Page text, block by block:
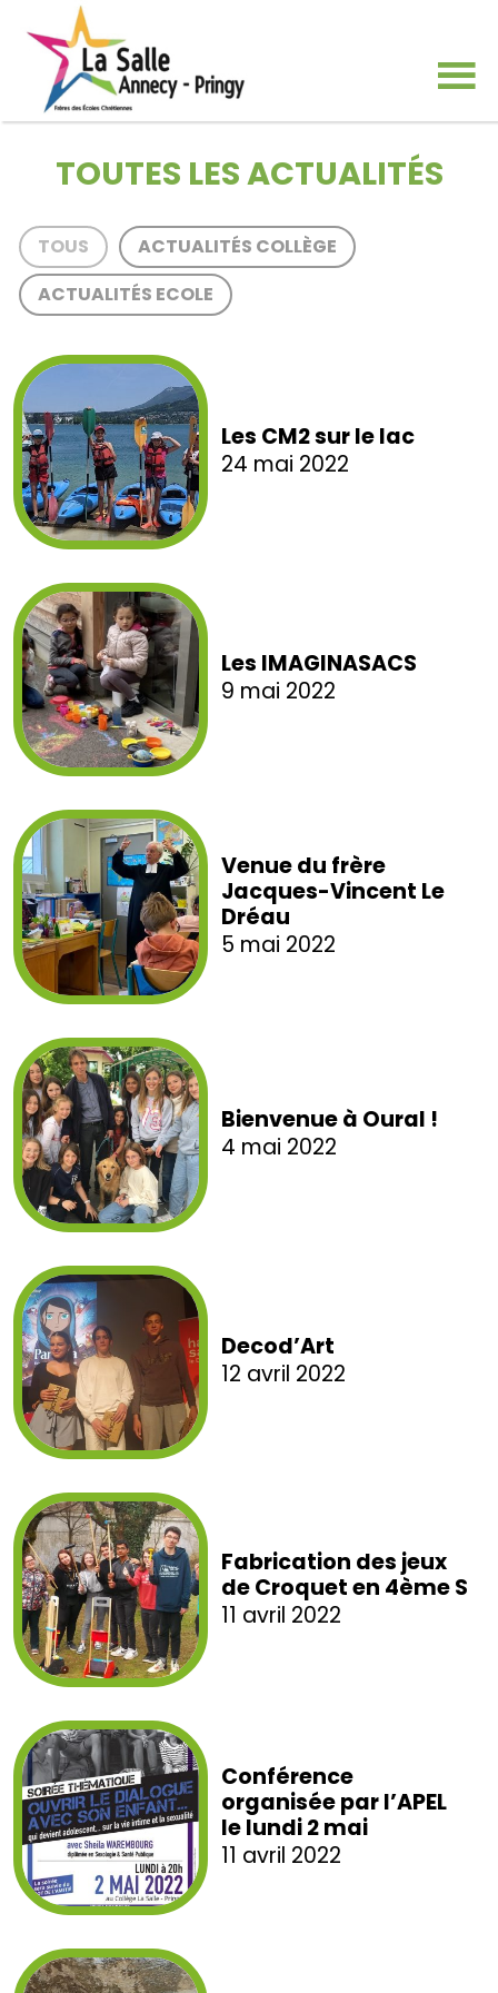
TOUTES LES ACTUALITÉS
TOUS
ACTUALITÉS COLLÈGE
ACTUALITÉS ECOLE
Les CM2 sur le lac
24 mai 2022
Les IMAGINASACS
9 mai 2022
Venue du frère
Jacques-Vincent Le
Dréau
5 mai 2022
Bienvenue à Oural !
4 mai 2022
Decod’Art
12 avril 2022
Fabrication des jeux
de Croquet en 4ème S
11 avril 2022
Conférence
organisée par l’APEL
le lundi 2 mai
11 avril 2022